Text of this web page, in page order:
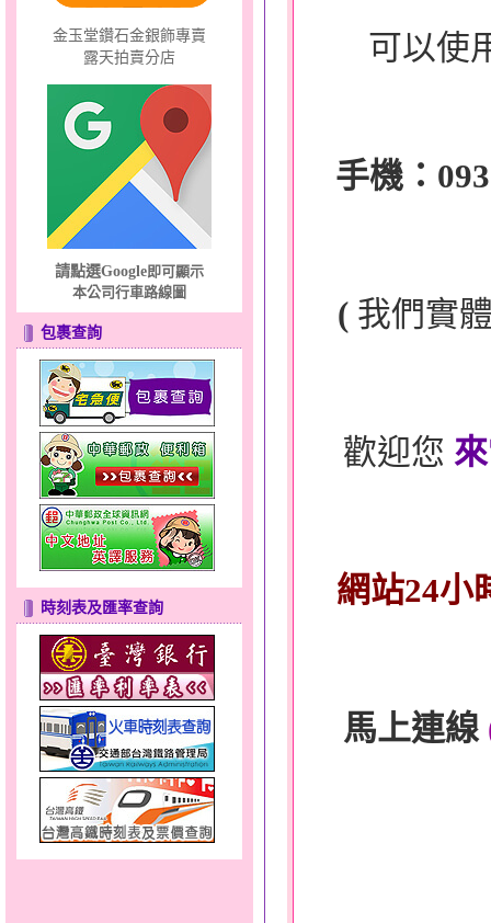
金玉堂鑽石金銀飾專賣
露天拍賣分店
請點選Google即可顯示
本公司行車路線圖
包裹查詢
時刻表及匯率查詢
可以使
手機：
( 我們實
歡迎您
網站24小
馬上連線